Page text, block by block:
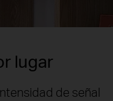
lugar
de señal